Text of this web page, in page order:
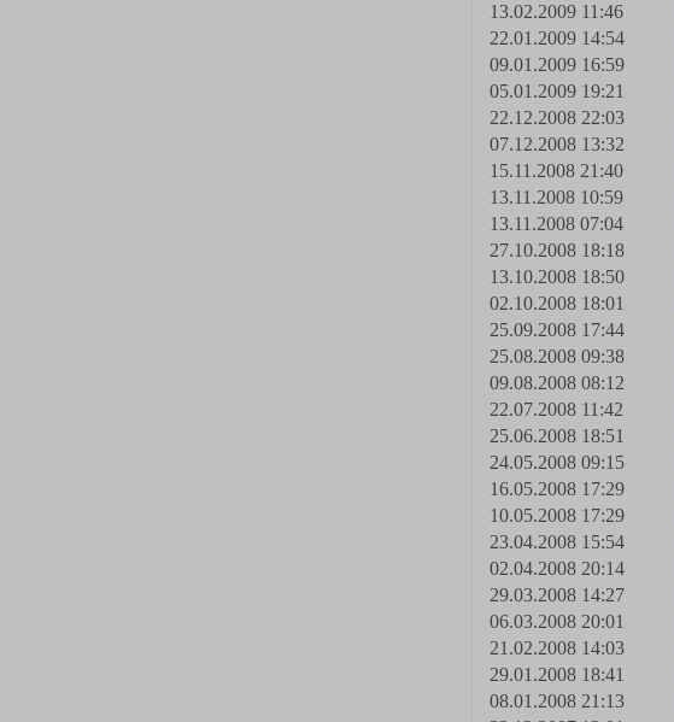
13.02.2009 11:46
22.01.2009 14:54
09.01.2009 16:59
05.01.2009 19:21
22.12.2008 22:03
07.12.2008 13:32
15.11.2008 21:40
13.11.2008 10:59
13.11.2008 07:04
27.10.2008 18:18
13.10.2008 18:50
02.10.2008 18:01
25.09.2008 17:44
25.08.2008 09:38
09.08.2008 08:12
22.07.2008 11:42
25.06.2008 18:51
24.05.2008 09:15
16.05.2008 17:29
10.05.2008 17:29
23.04.2008 15:54
02.04.2008 20:14
29.03.2008 14:27
06.03.2008 20:01
21.02.2008 14:03
29.01.2008 18:41
08.01.2008 21:13